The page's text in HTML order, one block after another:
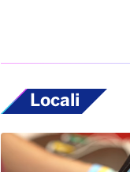
Locali